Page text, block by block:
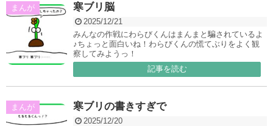
寒ブリ脳
2025/12/21
まんが
みんなの作戦にわらびくんはまんまと騙されているよ
♪ちょっと面白いね！わらびくんの慌てぶりをよく観
察してみようっ！
記事を読む
寒ブリの書きすぎで
2025/12/20
まんが